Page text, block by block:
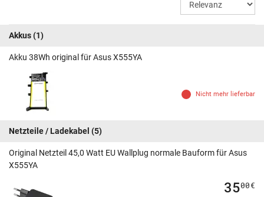
Akkus(1)
Akku 38Wh original für Asus X555YA
Nicht mehr lieferbar
Netzteile / Ladekabel (5)
Original Netzteil 45,0 Watt EU Wallplug normale Bauform für Asus
X555YA
3500€